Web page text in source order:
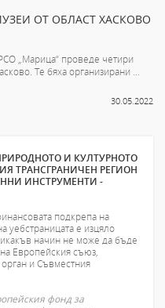
ОТ ОБЛАСТ ХАСКОВО
„Марица“ проведе четири
Те бяха организирани ...
30.05.2022
И КУЛТУРНОТО
ТРАНСГРАНИЧЕН РЕГИОН
ИНСТРУМЕНТИ -
подкрепа на
уебстраницата е изцяло
начин не може да бъде
Европейския съюз,
и Съвместния
фонд за